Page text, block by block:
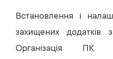
Встановлення і
захищених додатків
Організація ПК